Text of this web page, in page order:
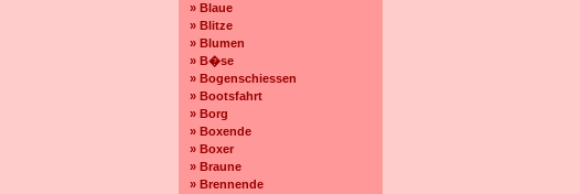
» Blaue
» Blitze
» Blumen
» B�se
» Bogenschiessen
» Bootsfahrt
» Borg
» Boxende
» Boxer
» Braune
» Brennende